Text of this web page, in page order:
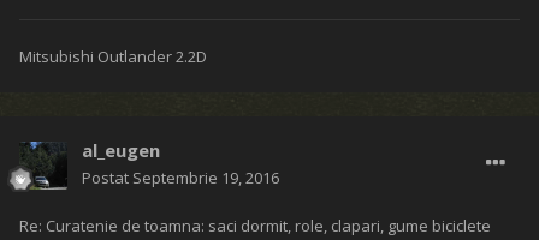
Mitsubishi Outlander 2.2D
al_eugen
Postat Septembrie 19, 2016
Re: Curatenie de toamna: saci dormit, role, clapari, gume biciclete